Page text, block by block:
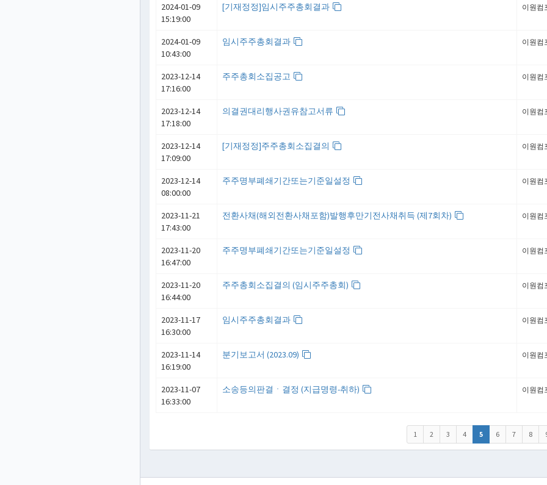
2024-01-09
15:19:00
[기재정정]임시주주총회결과 이원컴
2024-01-09
10:43:00
임시주주총회결과 이원컴
2023-12-14
17:16:00
주주총회소집공고 이원컴
2023-12-14
17:18:00
의결권대리행사권유참고서류 이원컴
2023-12-14
17:09:00
[기재정정]주주총회소집결의 이원컴
2023-12-14
08:00:00
주주명부폐쇄기간또는기준일설정 이원컴
2023-11-21
17:43:00
전환사채(해외전환사채포함)발행후만기전사채취득 (제7회차) 이원컴
2023-11-20
16:47:00
주주명부폐쇄기간또는기준일설정 이원컴
2023-11-20
16:44:00
주주총회소집결의 (임시주주총회) 이원컴
2023-11-17
16:30:00
임시주주총회결과 이원컴
2023-11-14
16:19:00
분기보고서 (2023.09) 이원컴
2023-11-07
16:33:00
소송등의판결ㆍ결정 (지급명령-취하) 이원컴
1 2 3 4 5 6 7 8